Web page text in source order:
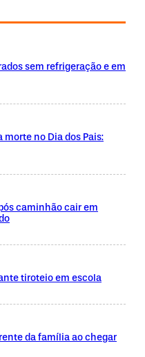
sem refrigeração e em
no Dia dos Pais:
caminhão cair em
tiroteio em escola
da família ao chegar